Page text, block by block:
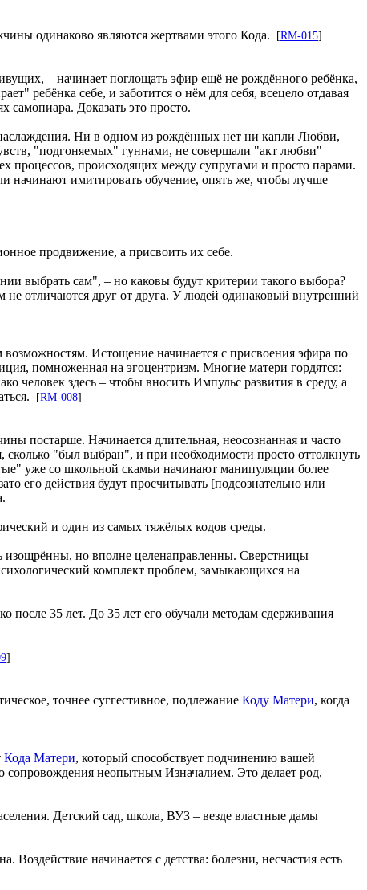
одинаково являются жертвами этого Кода. [RM-015]
– начинает поглощать эфир ещё не рождённого ребёнка,
ребёнка себе, и заботится о нём для себя, всецело отдавая
Доказать это просто.
Ни в одном из рождённых нет ни капли Любви,
"подгоняемых" гуннами, не совершали "акт любви"
процессов, происходящих между супругами и просто парами.
начинают имитировать обучение, опять же, чтобы лучше
продвижение, а присвоить их себе.
выбрать сам", – но каковы будут критерии такого выбора?
не отличаются друг от друга. У людей одинаковый внутренний
Истощение начинается с присвоения эфира по
помноженная на эгоцентризм. Многие матери гордятся:
человек здесь – чтобы вносить Импульс развития в среду, а
[RM-008]
постарше. Начинается длительная, неосознанная и часто
сколько "был выбран", и при необходимости просто оттолкнуть
уже со школьной скамьи начинают манипуляции более
его действия будут просчитывать [подсознательно или
и один из самых тяжёлых кодов среды.
изощрённы, но вполне целенаправленны. Сверстницы
комплект проблем, замыкающихся на
после 35 лет. До 35 лет его обучали методам сдерживания
]
точнее суггестивное, подлежание Коду Матери, когда
Кода Матери, который способствует подчинению вашей
сопровождения неопытным Изначалием. Это делает род,
Детский сад, школа, ВУЗ – везде властные дамы
начинается с детства: болезни, несчастия есть